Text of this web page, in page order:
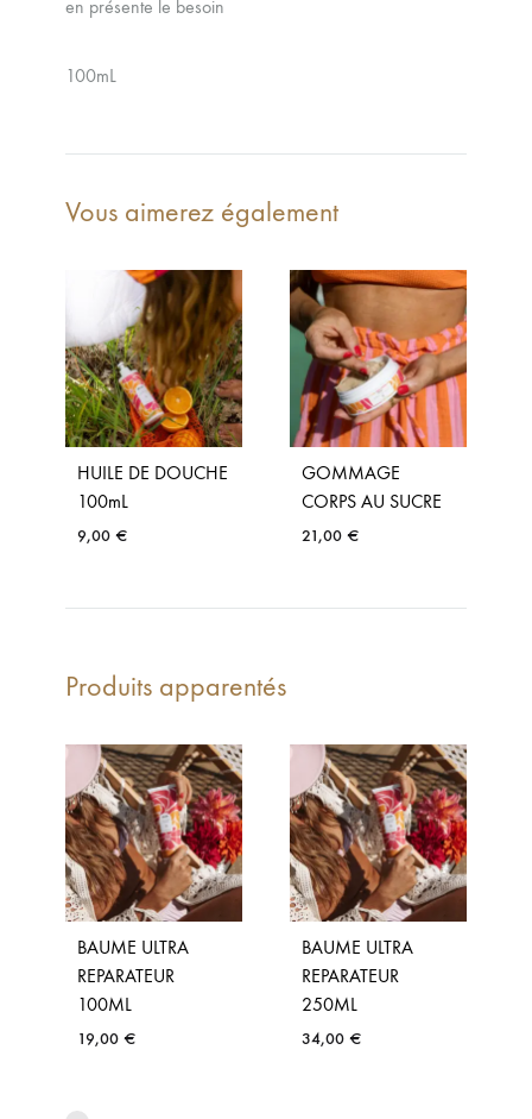
en présente le besoin
100mL
Vous aimerez également
HUILE DE DOUCHE
100mL
9,00 €
GOMMAGE
CORPS AU SUCRE
21,00 €
Produits apparentés
BAUME ULTRA
REPARATEUR
100ML
19,00 €
BAUME ULTRA
REPARATEUR
250ML
34,00 €